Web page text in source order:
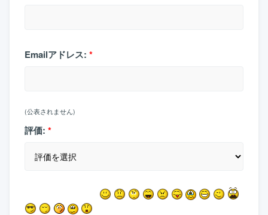
Emailアドレス: *
(公表されません)
評価: *